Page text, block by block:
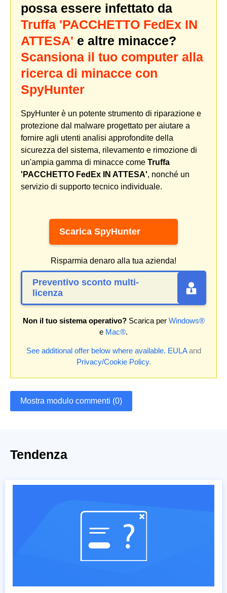
possa essere infettato da
Truffa 'PACCHETTO FedEx IN
ATTESA' e altre minacce?
Scansiona il tuo computer alla
ricerca di minacce con
SpyHunter
SpyHunter è un potente strumento di riparazione e
protezione dal malware progettato per aiutare a
fornire agli utenti analisi approfondite della
sicurezza del sistema, rilevamento e rimozione di
un'ampia gamma di minacce come Truffa
'PACCHETTO FedEx IN ATTESA', nonché un
servizio di supporto tecnico individuale.
Scarica SpyHunter
Risparmia denaro alla tua azienda!
Preventivo sconto multi-
licenza
Non il tuo sistema operativo?Scarica per Windows®
e Mac®.
See additional offer below where available. EULAand
Privacy/Cookie Policy.
Mostra modulo commenti (0)
Tendenza